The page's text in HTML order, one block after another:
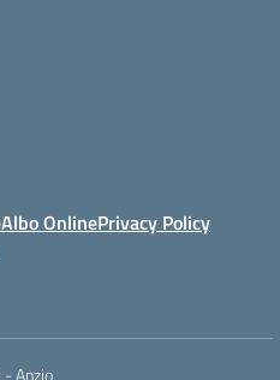
Albo OnlinePrivacy Policy
Anzio